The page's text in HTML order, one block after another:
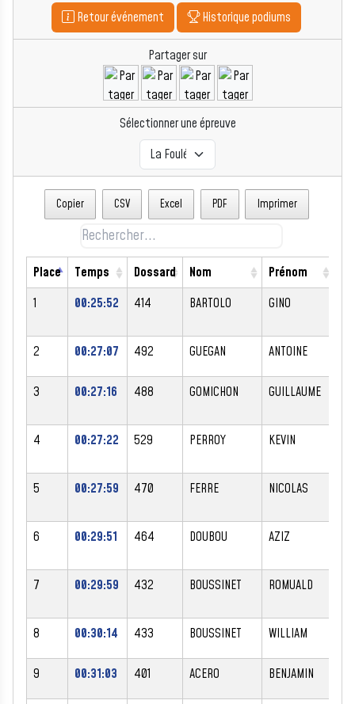
Retour événement Historique podiums
Partager sur
Sélectionner une épreuve
Copier CSV Excel PDF Imprimer
Place Temps Dossard Nom Prénom
1
00:25:52 414 BARTOLO GINO
2 00:27:07 492 GUEGAN ANTOINE
3 00:27:16 488 GOMICHON GUILLAUME
4 00:27:22 529 PERROY KEVIN
5 00:27:59 470 FERRE NICOLAS
6 00:29:51 464 DOUBOU AZIZ
7 00:29:59 432 BOUSSINET ROMUALD
8 00:30:14 433 BOUSSINET WILLIAM
9 00:31:03 401 ACERO BENJAMIN